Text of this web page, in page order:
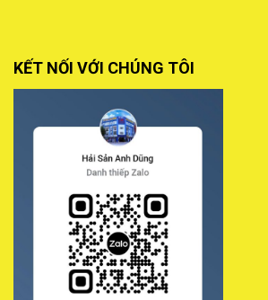
KẾT NỐI VỚI CHÚNG TÔI